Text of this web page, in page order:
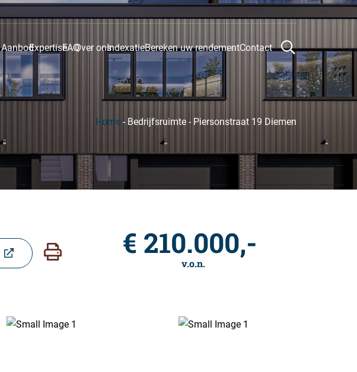
AanbodExpertiseFAQOver onsIndexatieBereken uw rendementContact
Home - Bedrijfsruimte - Piersonstraat 19 Diemen
€ 210.000,-
v.o.n.